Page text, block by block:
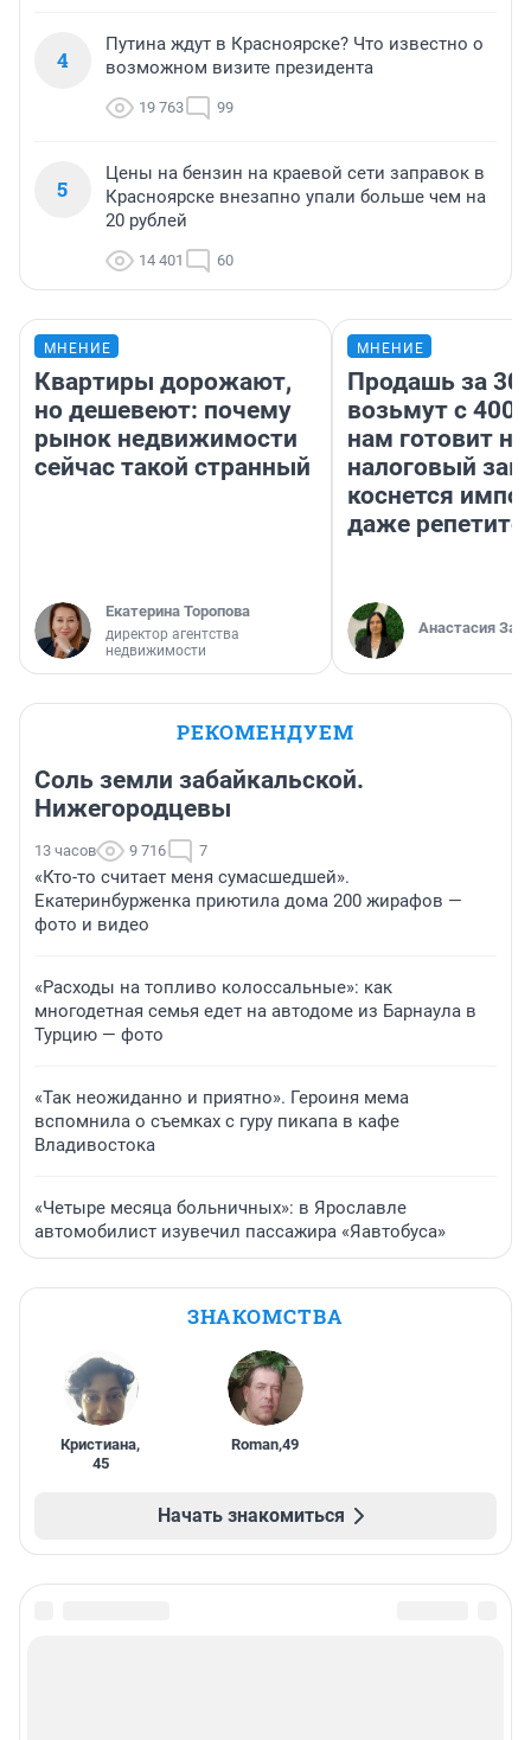
4
Путина ждут в Красноярске? Что известно о
возможном визите президента
19 763 99
5
Цены на бензин на краевой сети заправок в
Красноярске внезапно упали больше чем на
20 рублей
14 401 60
МНЕНИЕ
Квартиры дорожают,
но дешевеют: почему
рынок недвижимости
сейчас такой странный
Екатерина Торопова
директор агентства
недвижимости
МНЕНИЕ
Продашь за
возьмут с
нам готовит
налоговый
коснется
даже
Анастасия
РЕКОМЕНДУЕМ
Соль земли забайкальской.
Нижегородцевы
13 часов 9 716 7
«Кто-то считает меня сумасшедшей».
Екатеринбурженка приютила дома 200 жирафов —
фото и видео
«Расходы на топливо колоссальные»: как
многодетная семья едет на автодоме из Барнаула в
Турцию — фото
«Так неожиданно и приятно». Героиня мема
вспомнила о съемках с гуру пикапа в кафе
Владивостока
«Четыре месяца больничных»: в Ярославле
автомобилист изувечил пассажира «Яавтобуса»
ЗНАКОМСТВА
Кристиана,
45
Roman,49
Начать знакомиться